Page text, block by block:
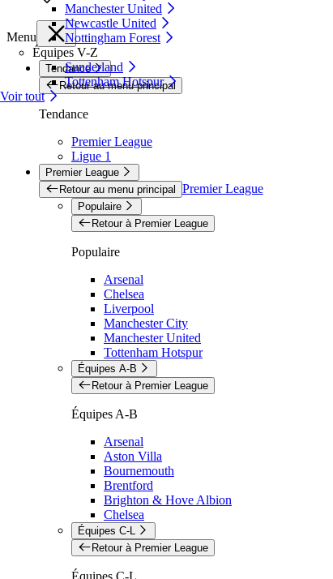
Manchester United
Newcastle United
Nottingham Forest
Équipes V-Z
Sunderland
Tottenham Hotspur
Voir tout
Menu
Tendance
Retour au menu principal
Tendance
Premier League
Ligue 1
Premier League
Retour au menu principal Premier League
Populaire
Retour à Premier League
Populaire
Arsenal
Chelsea
Liverpool
Manchester City
Manchester United
Tottenham Hotspur
Équipes A-B
Retour à Premier League
Équipes A-B
Arsenal
Aston Villa
Bournemouth
Brentford
Brighton & Hove Albion
Chelsea
Équipes C-L
Retour à Premier League
Équipes C-L